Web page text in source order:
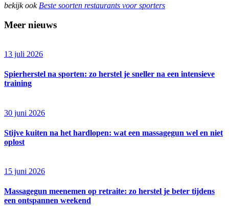
bekijk ook Beste soorten restaurants voor sporters
Meer nieuws
13 juli 2026
Spierherstel na sporten: zo herstel je sneller na een intensieve
training
30 juni 2026
Stijve kuiten na het hardlopen: wat een massagegun wel en niet
oplost
15 juni 2026
Massagegun meenemen op retraite: zo herstel je beter tijdens
een ontspannen weekend